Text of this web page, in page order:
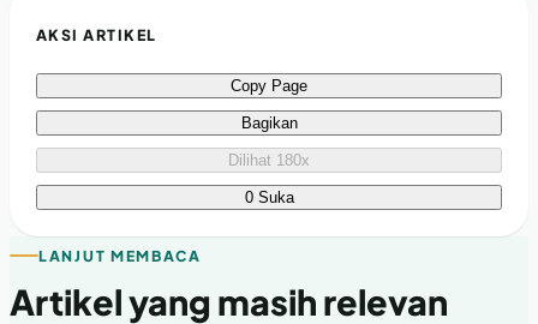
AKSI ARTIKEL
Copy Page
Bagikan
Dilihat 180x
0 Suka
LANJUT MEMBACA
Artikel yang masih relevan